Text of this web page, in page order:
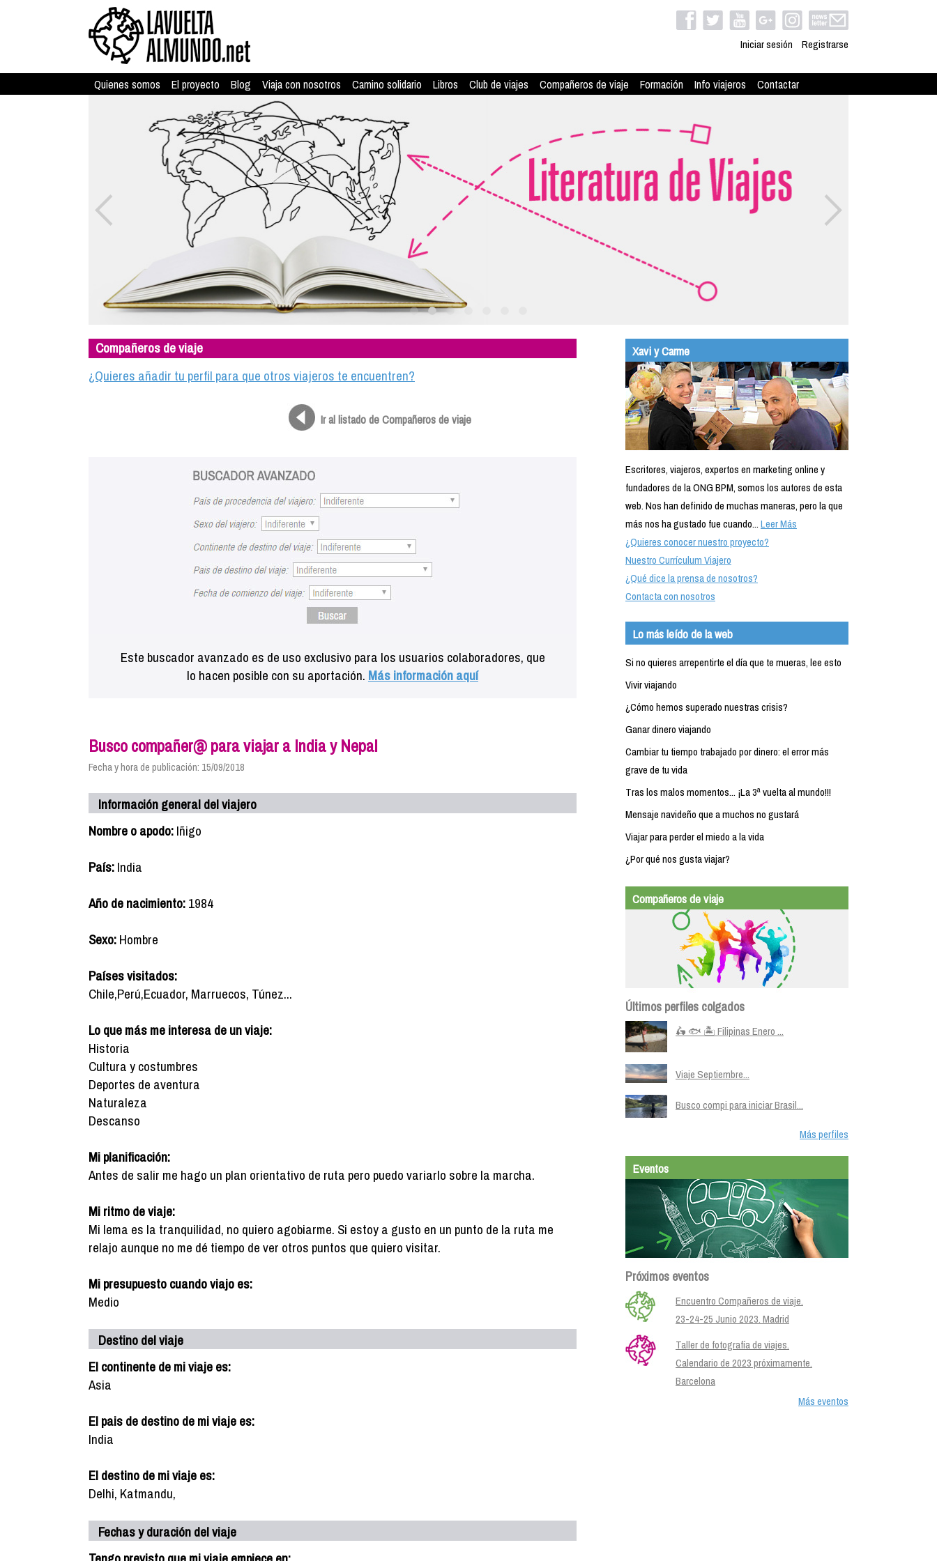
Iniciar sesión Registrarse
Quienes somos El proyecto Blog Viaja con nosotros Camino solidario Libros Club de viajes Compañeros de viaje Formación Info viajeros Contactar
Compañeros de viaje
¿Quieres añadir tu perfil para que otros viajeros te encuentren?
Ir al listado de Compañeros de viaje
Este buscador avanzado es de uso exclusivo para los usuarios colaboradores, que
lo hacen posible con su aportación. Más información aquí
Busco compañer@ para viajar a India y Nepal
Fecha y hora de publicación: 15/09/2018
Información general del viajero
Nombre o apodo:Iñigo
País:India
Año de nacimiento:1984
Sexo:Hombre
Países visitados:
Chile,Perú,Ecuador, Marruecos, Túnez...
Lo que más me interesa de un viaje:
Historia
Cultura y costumbres
Deportes de aventura
Naturaleza
Descanso
Mi planificación:
Antes de salir me hago un plan orientativo de ruta pero puedo variarlo sobre la marcha.
Mi ritmo de viaje:
Mi lema es la tranquilidad, no quiero agobiarme. Si estoy a gusto en un punto de la ruta me
relajo aunque no me dé tiempo de ver otros puntos que quiero visitar.
Mi presupuesto cuando viajo es:
Medio
Destino del viaje
El continente de mi viaje es:
Asia
El pais de destino de mi viaje es:
India
El destino de mi viaje es:
Delhi, Katmandu,
Fechas y duración del viaje
Xavi y Carme
Escritores, viajeros, expertos en marketing online y
fundadores de la ONG BPM, somos los autores de esta
web. Nos han definido de muchas maneras, pero la que
más nos ha gustado fue cuando...Leer Más
¿Quieres conocer nuestro proyecto?
Nuestro Currículum Viajero
¿Qué dice la prensa de nosotros?
Contacta con nosotros
Lo más leído de la web
Si no quieres arrepentirte el día que te mueras, lee esto
Vivir viajando
¿Cómo hemos superado nuestras crisis?
Ganar dinero viajando
Cambiar tu tiempo trabajado por dinero: el error más
grave de tu vida
Tras los malos momentos... ¡La 3ª vuelta al mundo!!!
Mensaje navideño que a muchos no gustará
Viajar para perder el miedo a la vida
¿Por qué nos gusta viajar?
Compañeros de viaje
Últimos perfiles colgados
🛵 🐟 🏝️ Filipinas Enero ...
Viaje Septiembre...
Busco compi para iniciar Brasil...
Más perfiles
Eventos
Próximos eventos
Encuentro Compañeros de viaje.
23-24-25 Junio 2023. Madrid
Taller de fotografía de viajes.
Calendario de 2023 próximamente.
Barcelona
Más eventos